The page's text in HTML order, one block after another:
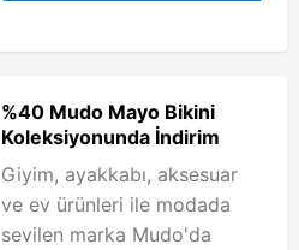
%40 Mudo Mayo Bikini
Koleksiyonunda İndirim
Giyim, ayakkabı, aksesuar
ve ev ürünleri ile modada
sevilen marka Mudo'da